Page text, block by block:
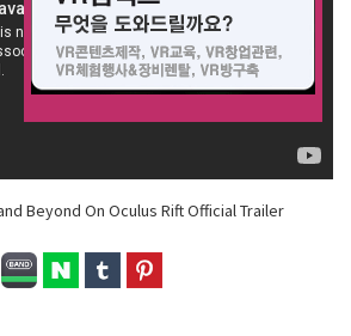
Beyond On Oculus Rift Official Trailer